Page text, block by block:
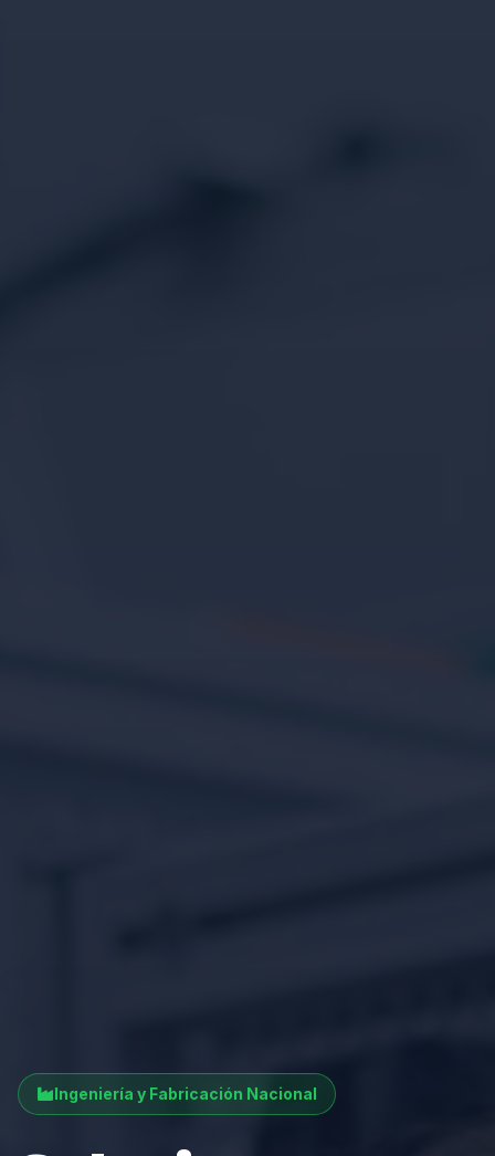
Ingeniería y Fabricación Nacional